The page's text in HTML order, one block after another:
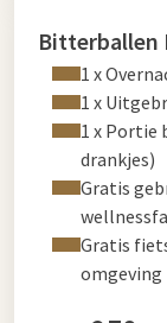
Bitterballen
1 x
1 x
1 x Portie
drankjes)
Gratis
Gratis
omgeving